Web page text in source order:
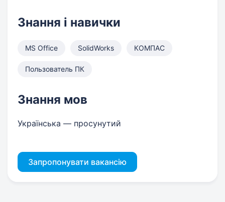
Знання і навички
MS Office SolidWorks КОМПАС
Пользователь ПК
Знання мов
Українська — просунутий
Запропонувати вакансію